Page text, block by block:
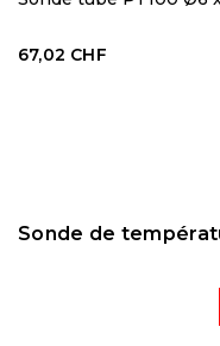
67,02 CHF
Sonde de